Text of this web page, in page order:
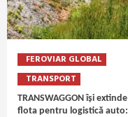
FEROVIAR GLOBAL
TRANSPORT
TRANSWAGGON își extinde
flota pentru logistică auto: